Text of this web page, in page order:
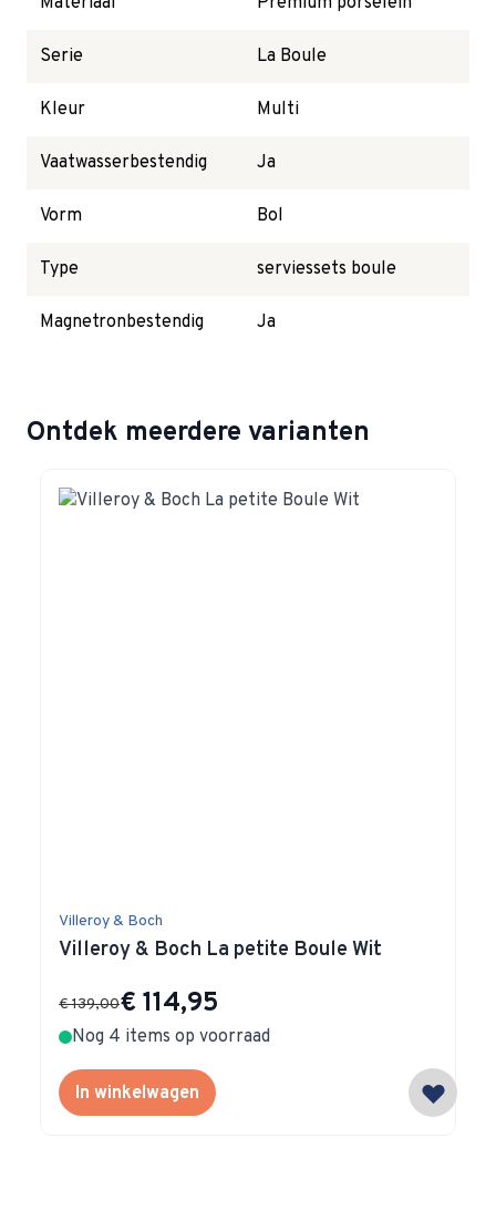
Serie La Boule
Kleur Multi
Vaatwasserbestendig Ja
Vorm Bol
Type serviessets boule
Magnetronbestendig Ja
Ontdek meerdere varianten
Villeroy & Boch
Villeroy & Boch La petite Boule Wit
Special Price
€ 114,95
€ 139,00
Nog 4 items op voorraad
In winkelwagen